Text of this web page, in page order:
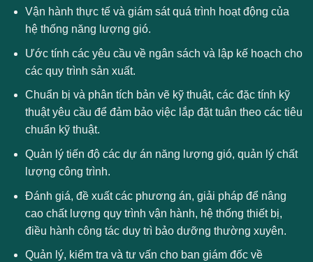
Vận hành thực tế và giám sát quá trình hoạt động của
hệ thống năng lượng gió.
Ước tính các yêu cầu về ngân sách và lập kế hoạch cho
các quy trình sản xuất.
Chuẩn bị và phân tích bản vẽ kỹ thuật, các đặc tính kỹ
thuật yêu cầu để đảm bảo việc lắp đặt tuân theo các tiêu
chuẩn kỹ thuật.
Quản lý tiến độ các dự án năng lượng gió, quản lý chất
lượng công trình.
Đánh giá, đề xuất các phương án, giải pháp để nâng
cao chất lượng quy trình vận hành, hệ thống thiết bị,
điều hành công tác duy trì bảo dưỡng thường xuyên.
Quản lý, kiểm tra và tư vấn cho ban giám đốc về